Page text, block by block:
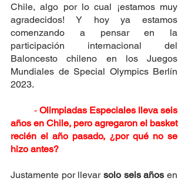
Chile, algo por lo cual ¡estamos muy
agradecidos! Y hoy ya estamos
comenzando a pensar en la
participación internacional del
Baloncesto chileno en los Juegos
Mundiales de Special Olympics Berlín
2023.
	-
Olimpiadas Especiales lleva seis
años en Chile, pero agregaron el basket
recién el año pasado, ¿por qué no se
hizo antes?
Justamente por llevar solo seis años en